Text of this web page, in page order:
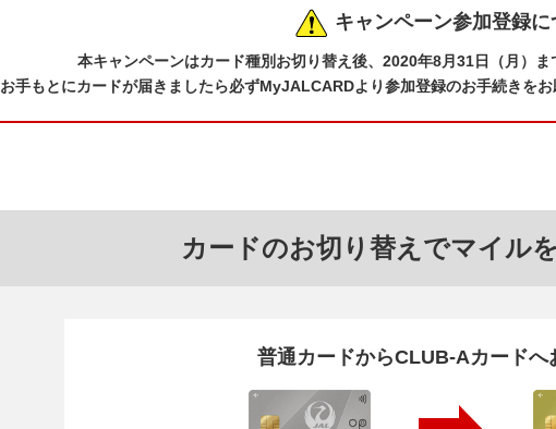
キャンペーン参加登録に
本キャンペーンはカード種別お切り替え後、2020年8月31日（月）ま
お手もとにカードが届きましたら必ずMyJALCARDより参加登録のお手続きをお
カードのお切り替えでマイル
普通カードからCLUB-Aカードへ